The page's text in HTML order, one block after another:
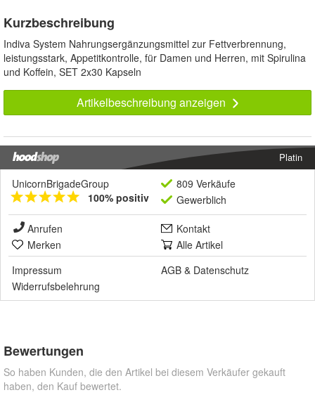
Kurzbeschreibung
Indiva System Nahrungsergänzungsmittel zur Fettverbrennung,
leistungsstark, Appetitkontrolle, für Damen und Herren, mit Spirulina
und Koffein, SET 2x30 Kapseln
Artikelbeschreibung anzeigen
Platin
UnicornBrigadeGroup
100% positiv
809 Verkäufe
Gewerblich
Anrufen
Kontakt
Merken
Alle Artikel
Impressum
AGB & Datenschutz
Widerrufsbelehrung
Bewertungen
So haben Kunden, die den Artikel bei diesem Verkäufer gekauft
haben, den Kauf bewertet.